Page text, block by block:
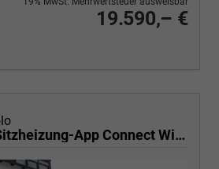
19.590,– €
drucken
Yes 1.0 80 PS Sitzheizung-App Connect Wireless-Einparkhilfe-Klima-Sofort